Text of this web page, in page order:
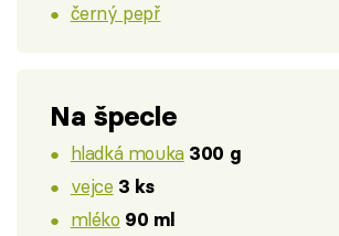
černý pepř
Na špecle
hladká mouka 300 g
vejce 3 ks
mléko 90 ml